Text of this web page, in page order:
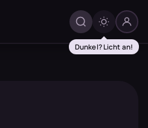
Dunkel? Licht an!